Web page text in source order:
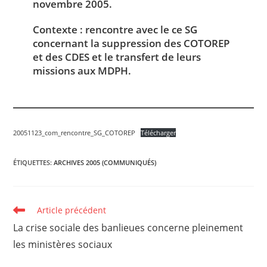
novembre 2005.
Contexte : rencontre avec le ce SG
concernant la suppression des COTOREP
et des CDES et le transfert de leurs
missions aux MDPH.
20051123_com_rencontre_SG_COTOREP Télécharger
ÉTIQUETTES:ARCHIVES 2005 (COMMUNIQUÉS)
Read
articles
Article précédent
La crise sociale des banlieues concerne pleinement
les ministères sociaux